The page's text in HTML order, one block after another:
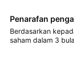
Penarafan
Berdasarkan
saham dalam 3